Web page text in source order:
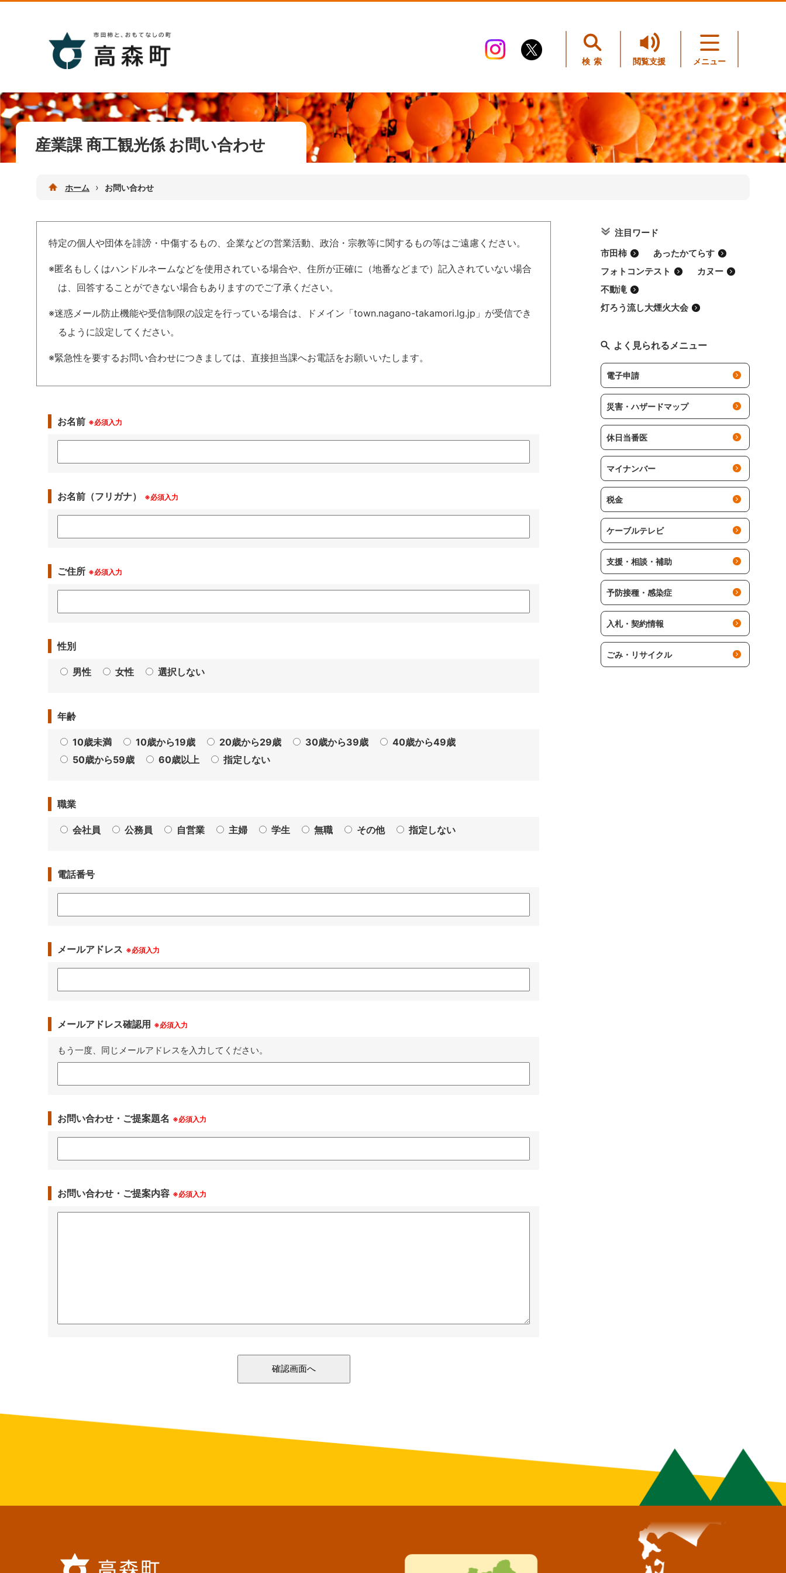
検索 閲覧支援 メニュー
産業課 商工観光係 お問い合わせ
ホーム › お問い合わせ
特定の個人や団体を誹謗・中傷するもの、企業などの営業活動、政治・宗教等に関するもの等はご遠慮ください。
※匿名もしくはハンドルネームなどを使用されている場合や、住所が正確に（地番などまで）記入されていない場合
は、回答することができない場合もありますのでご了承ください。
※迷惑メール防止機能や受信制限の設定を行っている場合は、ドメイン「town.nagano-takamori.lg.jp」が受信でき
るように設定してください。
※緊急性を要するお問い合わせにつきましては、直接担当課へお電話をお願いいたします。
お名前 ※必須入力
お名前（フリガナ） ※必須入力
ご住所 ※必須入力
性別
男性 女性 選択しない
年齢
10歳未満 10歳から19歳 20歳から29歳 30歳から39歳
40歳から49歳
50歳から59歳
60歳以上 指定しない
職業
会社員 公務員 自営業 主婦 学生 無職 その他 指定しない
電話番号
メールアドレス ※必須入力
メールアドレス確認用 ※必須入力
もう一度、同じメールアドレスを入力してください。
お問い合わせ・ご提案題名 ※必須入力
お問い合わせ・ご提案内容 ※必須入力
注目ワード
市田柿
あったかてらす
フォトコンテスト
カヌー
不動滝
灯ろう流し大煙火大会
よく見られるメニュー
電子申請
災害・ハザードマップ
休日当番医
マイナンバー
税金
ケーブルテレビ
支援・相談・補助
予防接種・感染症
入札・契約情報
ごみ・リサイクル